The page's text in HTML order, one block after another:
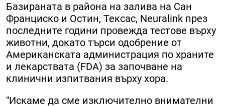
Базираната в района на залива на Сан
Франциско и Остин, Тексас, Neuralink през
последните години провежда тестове върху
животни, докато търси одобрение от
Американската администрация по храните
и лекарствата (FDA) за започване на
клинични изпитвания върху хора.
"Искаме да сме изключително внимателни